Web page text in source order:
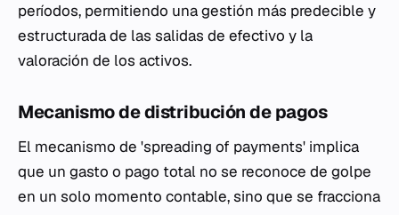
períodos, permitiendo una gestión más predecible y
estructurada de las salidas de efectivo y la
valoración de los activos.
Mecanismo de distribución de pagos
El mecanismo de 'spreading of payments' implica
que un gasto o pago total no se reconoce de golpe
en un solo momento contable, sino que se fracciona